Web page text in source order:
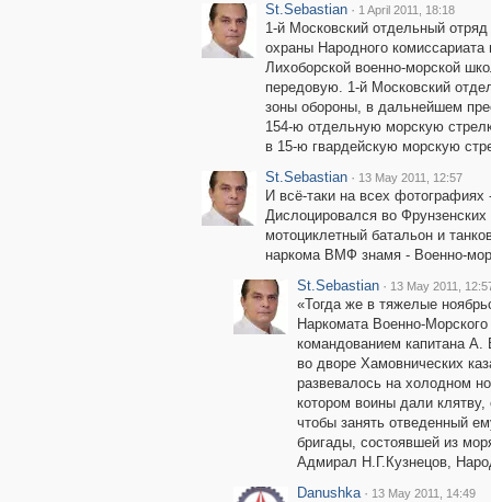
St.Sebastian · 1 April 2011, 18:18
1-й Московский отдельный
охраны Народного
Лихоборской военно-морской
передовую. 1-й Московский
зоны обороны, в дальнейшем
154-ю отдельную морскую
в 15-ю гвардейскую морскую
St.Sebastian · 13 May 2011, 12:57
И всё-таки на всех
Дислоцировался во
мотоциклетный батальон и
наркома ВМФ знамя - Военно-
St.Sebastian · 13 May 2011,
«Тогда же в тяжелые
Наркомата Военно-
командованием капитана А.
во дворе Хамовнических
развевалось на холодном
котором воины дали
чтобы занять отведенный
бригады, состоявшей из
Адмирал Н.Г.Кузнецов,
Danushka · 13 May 2011, 14:49